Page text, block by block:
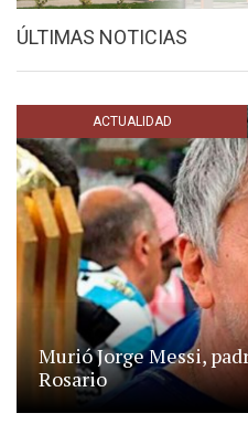
ÚLTIMAS NOTICIAS
ACTUALIDAD
Murió Jorge Messi,
Rosario